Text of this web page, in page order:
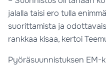
jalalla taisi ero tulla
suorittamista ja
rankkaa kisaa, kertoi
Pyöräsuunnistuksen EM-